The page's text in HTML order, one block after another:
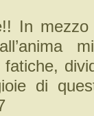
In
di